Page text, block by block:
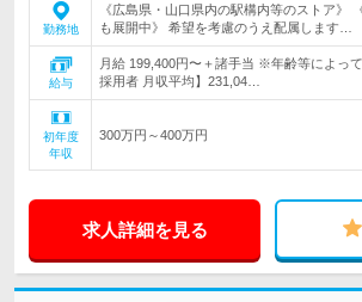
勤務地
《広島県・山口県内の駅構内等のストア》
も展開中》 希望を考慮のうえ配属します…
給与
月給 199,400円〜＋諸手当 ※年齢等によっ
採用者 月収平均】231,04…
初年度
年収
300万円～400万円
求人詳細を見る